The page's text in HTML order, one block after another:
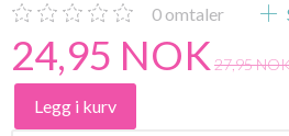
0 omtaler
24,95 NOK 27,95
Legg i kurv